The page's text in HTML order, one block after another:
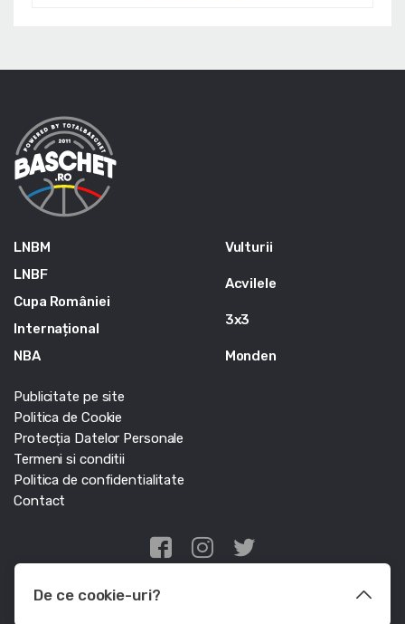
LNBM
LNBF
Cupa României
Internațional
NBA
Vulturii
Acvilele
3x3
Monden
Publicitate pe site
Politica de Cookie
Protecția Datelor Personale
Termeni si conditii
Politica de confidentialitate
Contact
Edris Digital Agency
De ce cookie-uri?